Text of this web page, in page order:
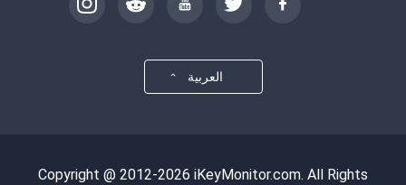
العربية
Copyright @ 2012-2026 iKeyMonitor.com. All Rights